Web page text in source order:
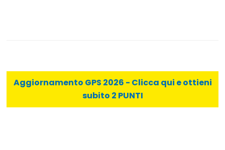
Aggiornamento GPS 2026 - Clicca qui e ottieni
subito 2 PUNTI